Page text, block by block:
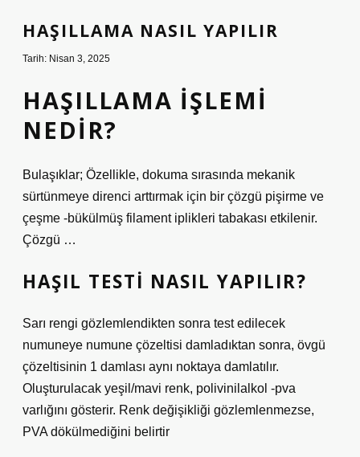
HAŞILLAMA NASIL YAPILIR
Tarih: Nisan 3, 2025
HAŞILLAMA IŞLEMI
NEDIR?
Bulaşıklar; Özellikle, dokuma sırasında mekanik
sürtünmeye direnci arttırmak için bir çözgü pişirme ve
çeşme -bükülmüş filament iplikleri tabakası etkilenir.
Çözgü …
HAŞIL TESTI NASIL YAPILIR?
Sarı rengi gözlemlendikten sonra test edilecek
numuneye numune çözeltisi damladıktan sonra, övgü
çözeltisinin 1 damlası aynı noktaya damlatılır.
Oluşturulacak yeşil/mavi renk, polivinilalkol -pva
varlığını gösterir. Renk değişikliği gözlemlenmezse,
PVA dökülmediğini belirtir